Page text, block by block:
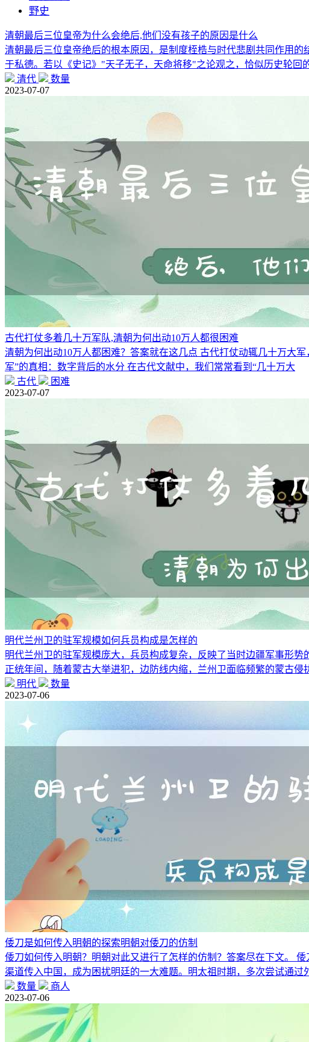
野史
清朝最后三位皇帝为什么会绝后,他们没有孩子的原因是什么
清朝最后三位皇帝绝后的根本原因，是制度桎梏与时代悲剧共同作用
于私德。若以《史记》"天子无子，天命将移"之论观之，恰似历史轮回
清代
数量
2023-07-07
古代打仗多着几十万军队,清朝为何出动10万人都很困难
清朝为何出动10万人都困难？答案就在这几点 古代打仗动辄几十万大
军”的真相：数字背后的水分 在古代文献中，我们常常看到“几十万大
古代
困难
2023-07-07
明代兰州卫的驻军规模如何兵员构成是怎样的
明代兰州卫的驻军规模庞大，兵员构成复杂，反映了当时边疆军事形
正统年间，随着蒙古大举进犯，边防线内缩，兰州卫面临频繁的蒙古侵
明代
数量
2023-07-06
倭刀是如何传入明朝的探索明朝对倭刀的仿制
倭刀如何传入明朝？明朝对此又进行了怎样的仿制？答案尽在下文。
渠道传入中国，成为困扰明廷的一大难题。明太祖时期，多次尝试通过
数量
商人
2023-07-06